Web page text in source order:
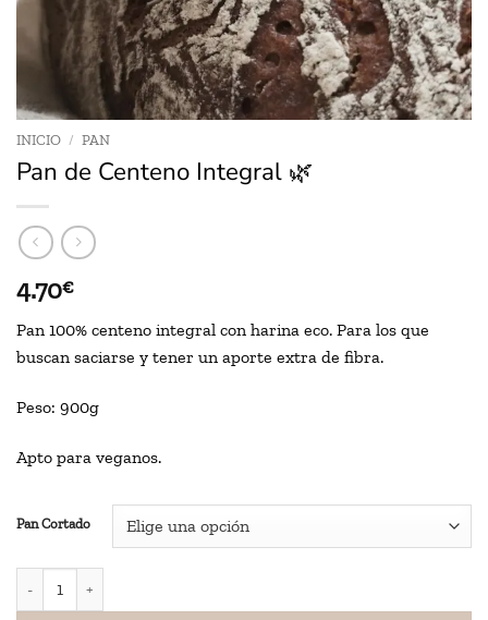
INICIO / PAN
Pan de Centeno Integral 🌿
4.70€
Pan 100% centeno integral con harina eco. Para los que
buscan saciarse y tener un aporte extra de fibra.
Peso: 900g
Apto para veganos.
Pan Cortado